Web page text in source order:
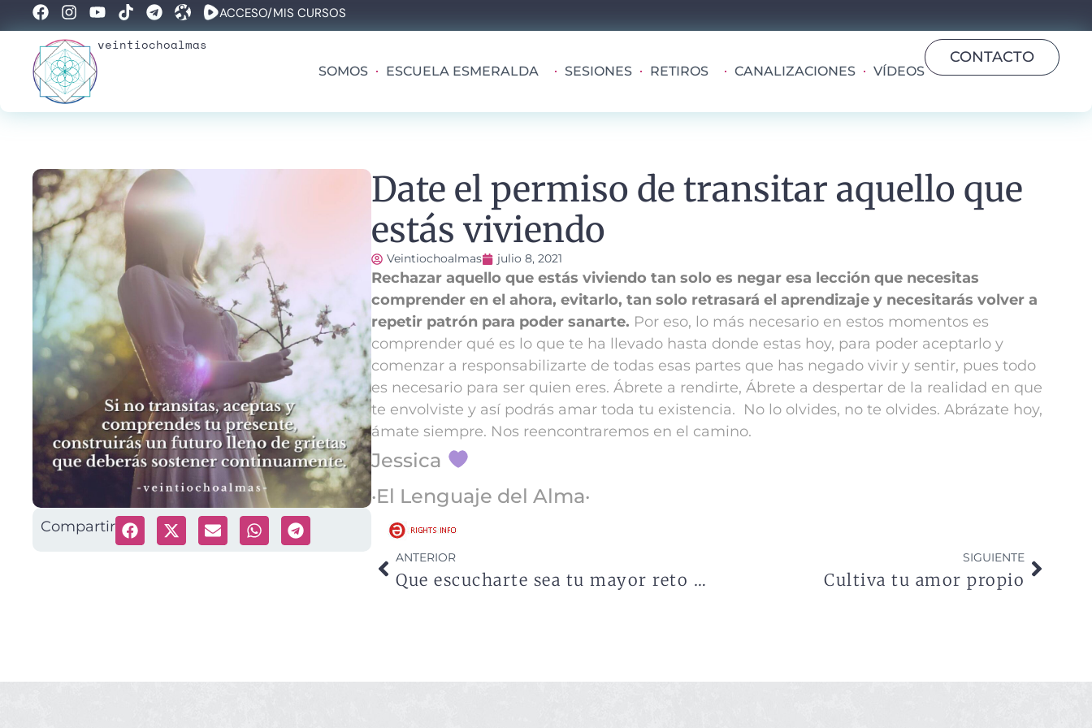
ACCESO/MIS CURSOS
veintiochoalmas
SOMOS ESCUELA ESMERALDA SESIONES RETIROS CANALIZACIONES VÍDEOS
CONTACTO
Compartir
Date el permiso de transitar aquello que
estás viviendo
Veintiochoalmas julio 8, 2021
Rechazar aquello que estás viviendo tan solo es negar esa lección que necesitas
comprender en el ahora, evitarlo, tan solo retrasará el aprendizaje y necesitarás volver a
repetir patrón para poder sanarte. Por eso, lo más necesario en estos momentos es
comprender qué es lo que te ha llevado hasta donde estas hoy, para poder aceptarlo y
comenzar a responsabilizarte de todas esas partes que has negado vivir y sentir, pues todo
es necesario para ser quien eres.Ábrete a rendirte,Ábrete a despertar de la realidad en que
te envolviste y así podrás amar toda tu existencia. No lo olvides, no te olvides.Abrázate hoy,
ámate siempre. Nos reencontraremos en el camino.
Jessica
·El Lenguaje del Alma·
ANTERIOR
Que escucharte sea tu mayor reto en la vida
SIGUIENTE
Cultiva tu amor propio